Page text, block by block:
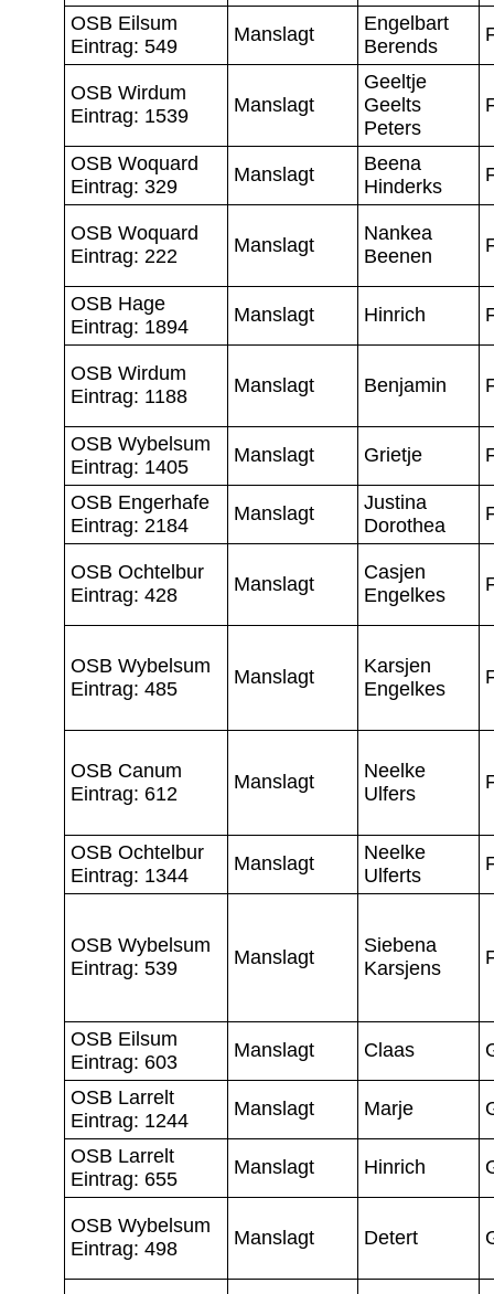
OSB Eilsum
Eintrag: 549
Manslagt
Engelbart
Berends
OSB Wirdum
Eintrag: 1539
Manslagt
Geeltje
Geelts
Peters
OSB Woquard
Eintrag: 329
Manslagt
Beena
Hinderks
OSB Woquard
Eintrag: 222
Manslagt
Nankea
Beenen
OSB Hage
Eintrag: 1894
Manslagt Hinrich
OSB Wirdum
Eintrag: 1188
Manslagt Benjamin
OSB Wybelsum
Eintrag: 1405
Manslagt Grietje
OSB Engerhafe
Eintrag: 2184
Manslagt
Justina
Dorothea
OSB Ochtelbur
Eintrag: 428
Manslagt
Casjen
Engelkes
OSB Wybelsum
Eintrag: 485
Manslagt
Karsjen
Engelkes
OSB Canum
Eintrag: 612
Manslagt
Neelke
Ulfers
OSB Ochtelbur
Eintrag: 1344
Manslagt
Neelke
Ulferts
OSB Wybelsum
Eintrag: 539
Manslagt
Siebena
Karsjens
OSB Eilsum
Eintrag: 603
Manslagt Claas
OSB Larrelt
Eintrag: 1244
Manslagt Marje
OSB Larrelt
Eintrag: 655
Manslagt Hinrich
OSB Wybelsum
Eintrag: 498
Manslagt Detert